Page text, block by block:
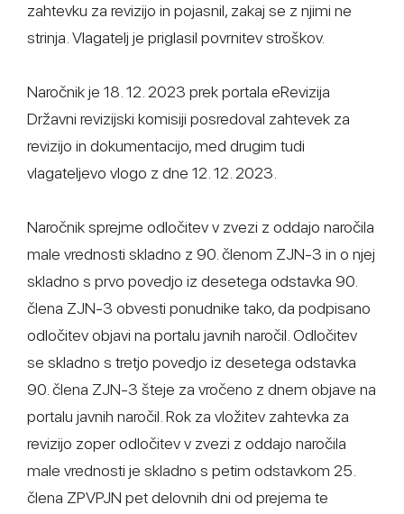
zahtevku za revizijo in pojasnil, zakaj se z njimi ne
strinja. Vlagatelj je priglasil povrnitev stroškov.
Naročnik je 18. 12. 2023 prek portala eRevizija
Državni revizijski komisiji posredoval zahtevek za
revizijo in dokumentacijo, med drugim tudi
vlagateljevo vlogo z dne 12. 12. 2023.
Naročnik sprejme odločitev v zvezi z oddajo naročila
male vrednosti skladno z 90. členom ZJN-3 in o njej
skladno s prvo povedjo iz desetega odstavka 90.
člena ZJN-3 obvesti ponudnike tako, da podpisano
odločitev objavi na portalu javnih naročil. Odločitev
se skladno s tretjo povedjo iz desetega odstavka
90. člena ZJN-3 šteje za vročeno z dnem objave na
portalu javnih naročil. Rok za vložitev zahtevka za
revizijo zoper odločitev v zvezi z oddajo naročila
male vrednosti je skladno s petim odstavkom 25.
člena ZPVPJN pet delovnih dni od prejema te